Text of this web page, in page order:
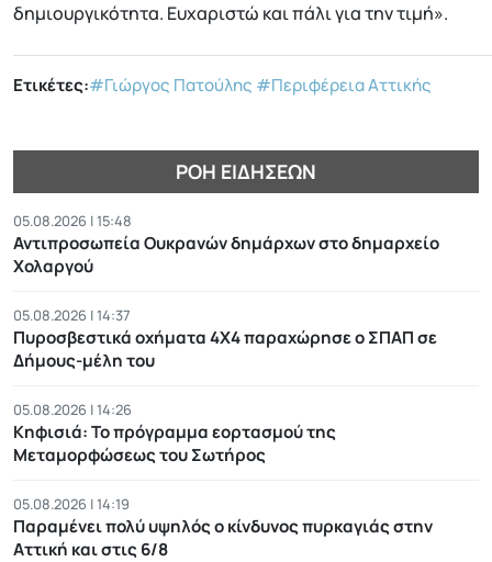
δημιουργικότητα. Ευχαριστώ και πάλι για την τιμή».
Ετικέτες:#Γιώργος Πατούλης #Περιφέρεια Αττικής
ΡΟΉ ΕΙΔΉΣΕΩΝ
05.08.2026 | 15:48
Αντιπροσωπεία Ουκρανών δημάρχων στο δημαρχείο
Χολαργού
05.08.2026 | 14:37
Πυροσβεστικά οχήματα 4Χ4 παραχώρησε ο ΣΠΑΠ σε
Δήμους-μέλη του
05.08.2026 | 14:26
Κηφισιά: Το πρόγραμμα εορτασμού της
Μεταμορφώσεως του Σωτήρος
05.08.2026 | 14:19
Παραμένει πολύ υψηλός ο κίνδυνος πυρκαγιάς στην
Αττική και στις 6/8